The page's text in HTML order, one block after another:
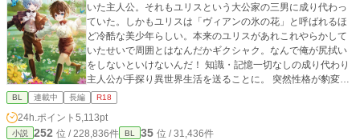
いた主人公。それもユリスという大公家の三男に成り代わっ
ていた。しかもユリスは「ヴィアンの氷の花」と呼ばれるほ
ど冷酷な美少年らしい。本来のユリスがあれこれやらかして
いたせいで周囲とはなんだかギクシャク。なんで俺が尻拭い
をしないといけないんだ！ 知識・記憶一切なしの成り代わり
主人公が手探り異世界生活を送ることに。 突然性格が豹変し
たユリスに戸惑う周囲を翻弄しつつ異世界ライフを楽しむお
話です。 ※基本ほのぼの路線です。不定期更新。冒頭から少
しですが流血表現あります。苦手な方はご注意下さい。
BL 連載中 長編 R18
24h.ポイント 5,113pt
小説 252 位 / 228,836件 BL 35 位 / 31,436件